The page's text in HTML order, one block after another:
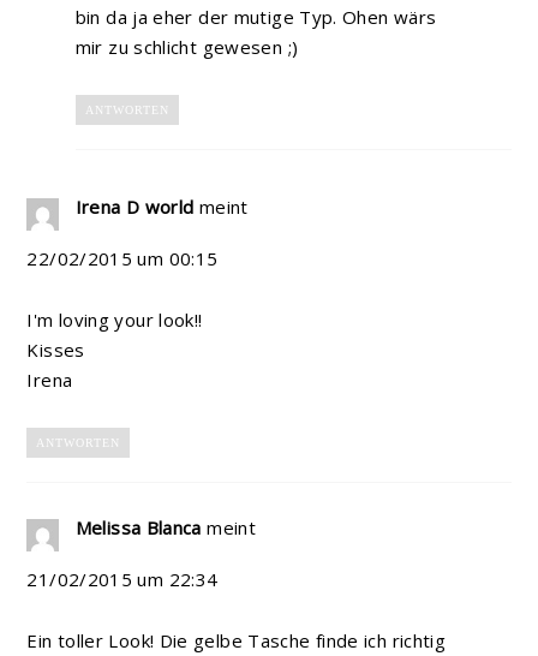
bin da ja eher der mutige Typ. Ohen wärs
mir zu schlicht gewesen ;)
ANTWORTEN
Irena D world meint
22/02/2015 um 00:15
I'm loving your look!!
Kisses
Irena
ANTWORTEN
Melissa Blanca meint
21/02/2015 um 22:34
Ein toller Look! Die gelbe Tasche finde ich richtig